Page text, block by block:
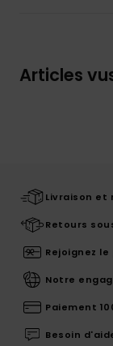
Articles
Livraison et
Retours
Rejoignez
Notre
Paiement
Besoin